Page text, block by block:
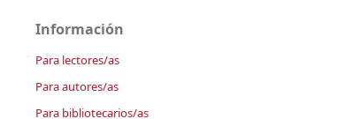
Información
Para lectores/as
Para autores/as
Para bibliotecarios/as